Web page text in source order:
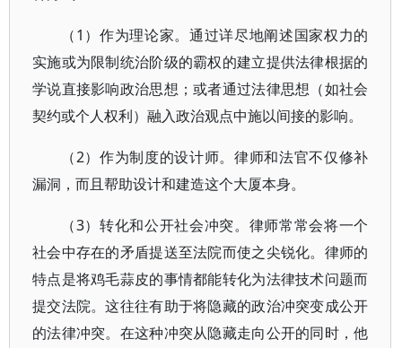
（1）作为理论家。通过详尽地阐述国家权力的
实施或为限制统治阶级的霸权的建立提供法律根据的
学说直接影响政治思想；或者通过法律思想（如社会
契约或个人权利）融入政治观点中施以间接的影响。
（2）作为制度的设计师。律师和法官不仅修补
漏洞，而且帮助设计和建造这个大厦本身。
（3）转化和公开社会冲突。律师常常会将一个
社会中存在的矛盾提送至法院而使之尖锐化。律师的
特点是将鸡毛蒜皮的事情都能转化为法律技术问题而
提交法院。这往往有助于将隐藏的政治冲突变成公开
的法律冲突。在这种冲突从隐藏走向公开的同时，他